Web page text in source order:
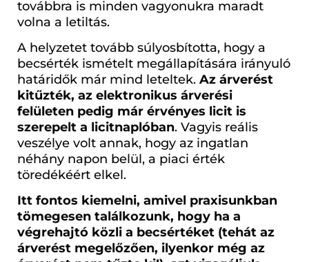
továbbra is minden vagyonukra maradt
volna a letiltás.
A helyzetet tovább súlyosbította, hogy a
becsérték ismételt megállapítására irányuló
határidők már mind leteltek. Az árverést
kitűzték, az elektronikus árverési
felületen pedig már érvényes licit is
szerepelt a licitnaplóban. Vagyis reális
veszélye volt annak, hogy az ingatlan
néhány napon belül, a piaci érték
töredékéért elkel.
Itt fontos kiemelni, amivel praxisunkban
tömegesen találkozunk, hogy ha a
végrehajtó közli a becsértéket (tehát az
árverést megelőzően, ilyenkor még az